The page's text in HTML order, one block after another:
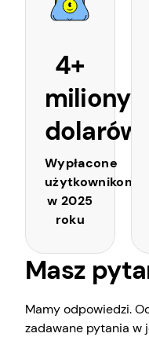
4+
miliony
dolarów
Wypłacone
użytkownikom
w 2025
roku
Masz
Mamy odpowiedzi.
zadawane pytania w